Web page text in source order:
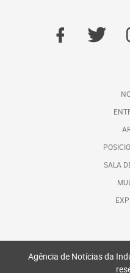
SALA
Agência de Notícias da